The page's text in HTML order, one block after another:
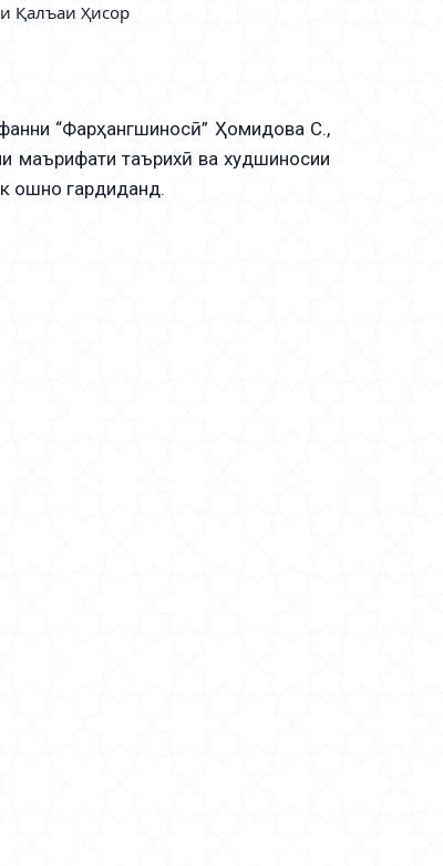
Қалъаи Ҳисор
“Фарҳангшиносӣ” Ҳомидова С.,
маърифати таърихӣ ва худшиносии
ошно гардиданд.